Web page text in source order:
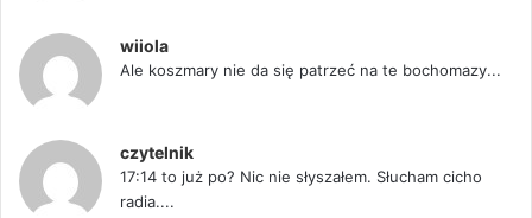
wiiola
Ale koszmary nie da się patrzeć na te bochomazy...
czytelnik
17:14 to już po? Nic nie słyszałem. Słucham cicho
radia....